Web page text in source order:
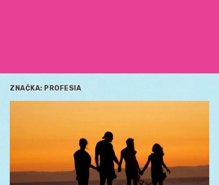
ZNAČKA: PROFESIA